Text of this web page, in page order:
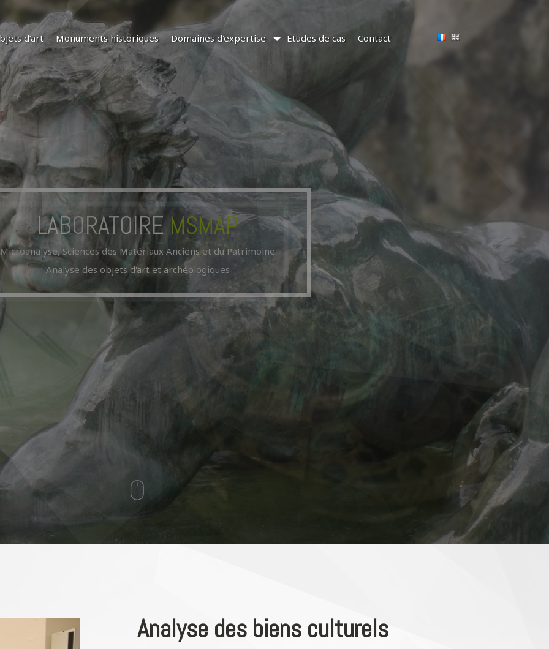
d’art Monuments historiques Domaines d'expertise Etudes de cas Contact
LABORATOIREMSMAP
À la recherche du passé
Analyse des biens culturels